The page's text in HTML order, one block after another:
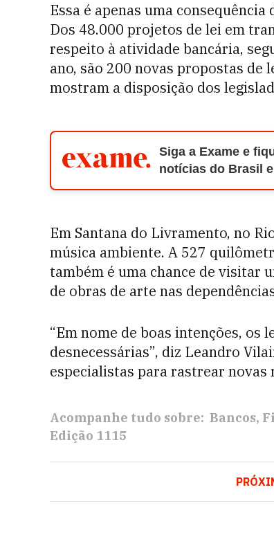
Essa é apenas uma
Dos 48.000 projetos de lei em
respeito à atividade bancária,
ano, são 200 novas propostas
mostram a disposição dos
Siga a Exame e
notícias do Brasil
Em Santana do Livramento, no
música ambiente. A 527
também é uma chance de visitar
de obras de arte nas
“Em nome de boas intenções, os
desnecessárias”, diz Leandro
especialistas para rastrear
Acompanhe tudo sobre: Bancos
Edição 1115